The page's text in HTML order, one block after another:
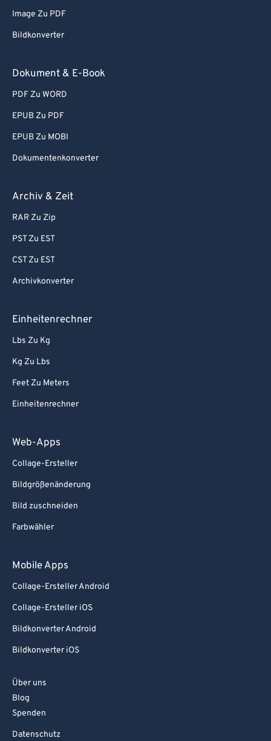
Image Zu PDF
Bildkonverter
Dokument & E-Book
PDF Zu WORD
EPUB Zu PDF
EPUB Zu MOBI
Dokumentenkonverter
Archiv & Zeit
RAR Zu Zip
PST Zu EST
CST Zu EST
Archivkonverter
Einheitenrechner
Lbs Zu Kg
Kg Zu Lbs
Feet Zu Meters
Einheitenrechner
Web-Apps
Collage-Ersteller
Bildgrößenänderung
Bild zuschneiden
Farbwähler
Mobile Apps
Collage-Ersteller Android
Collage-Ersteller iOS
Bildkonverter Android
Bildkonverter iOS
Über uns
Blog
Spenden
Datenschutz